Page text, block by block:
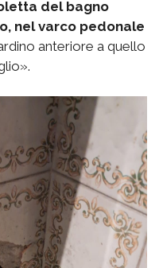
del bagno
nel varco pedonale
anteriore a quello